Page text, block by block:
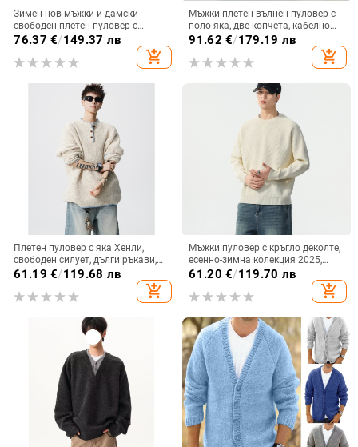
Зимен нов мъжки и дамски
свободен плетен пуловер с
кръгло деколте, планински ретро,
едноцветен, модерен пуловер
76.37 €/149.37 лв
add_shopping_cart
Мъжки плетен вълнен пуловер с
поло яка, две копчета, кабелно
плетиво, дълги ръкави, тънък
91.62 €/179.19 лв
add_shopping_cart
Плетен пуловер с яка Хенли,
свободен силует, дълги ръкави,
нейлонова смес, акрил 50%
61.19 €/119.68 лв
add_shopping_cart
Мъжки пуловер с кръгло деколте,
есенно-зимна колекция 2025,
едноцветен, свободен силует,
ежедневен топъл базов слой
61.20 €/119.70 лв
add_shopping_cart